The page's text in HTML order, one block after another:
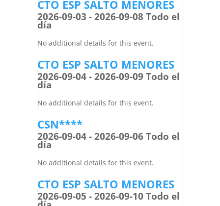
CTO ESP SALTO MENORES
2026-09-03 - 2026-09-08 Todo el
día
No additional details for this event.
CTO ESP SALTO MENORES
2026-09-04 - 2026-09-09 Todo el
día
No additional details for this event.
CSN****
2026-09-04 - 2026-09-06 Todo el
día
No additional details for this event.
CTO ESP SALTO MENORES
2026-09-05 - 2026-09-10 Todo el